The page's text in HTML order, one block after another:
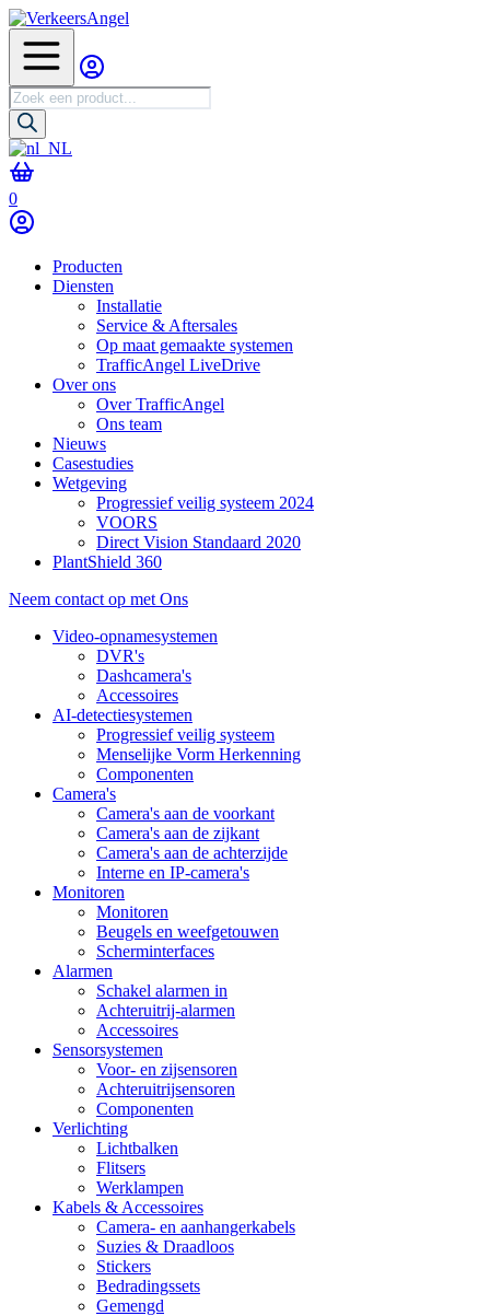
Producten
zoeken
0
Producten
Diensten
Installatie
Service & Aftersales
Op maat gemaakte systemen
TrafficAngel LiveDrive
Over ons
Over TrafficAngel
Ons team
Nieuws
Casestudies
Wetgeving
Progressief veilig systeem 2024
VOORS
Direct Vision Standaard 2020
PlantShield 360
Neem contact op met Ons
Video-opnamesystemen
DVR's
Dashcamera's
Accessoires
AI-detectiesystemen
Progressief veilig systeem
Menselijke Vorm Herkenning
Componenten
Camera's
Camera's aan de voorkant
Camera's aan de zijkant
Camera's aan de achterzijde
Interne en IP-camera's
Monitoren
Monitoren
Beugels en weefgetouwen
Scherminterfaces
Alarmen
Schakel alarmen in
Achteruitrij-alarmen
Accessoires
Sensorsystemen
Voor- en zijsensoren
Achteruitrijsensoren
Componenten
Verlichting
Lichtbalken
Flitsers
Werklampen
Kabels & Accessoires
Camera- en aanhangerkabels
Suzies & Draadloos
Stickers
Bedradingssets
Gemengd